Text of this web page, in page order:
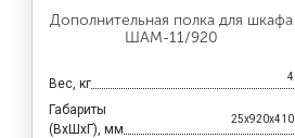
Дополнительная полка для шкафа
ШАМ-11/920
Вес, кг 4
Габариты
(ВхШхГ), мм
25x920x410